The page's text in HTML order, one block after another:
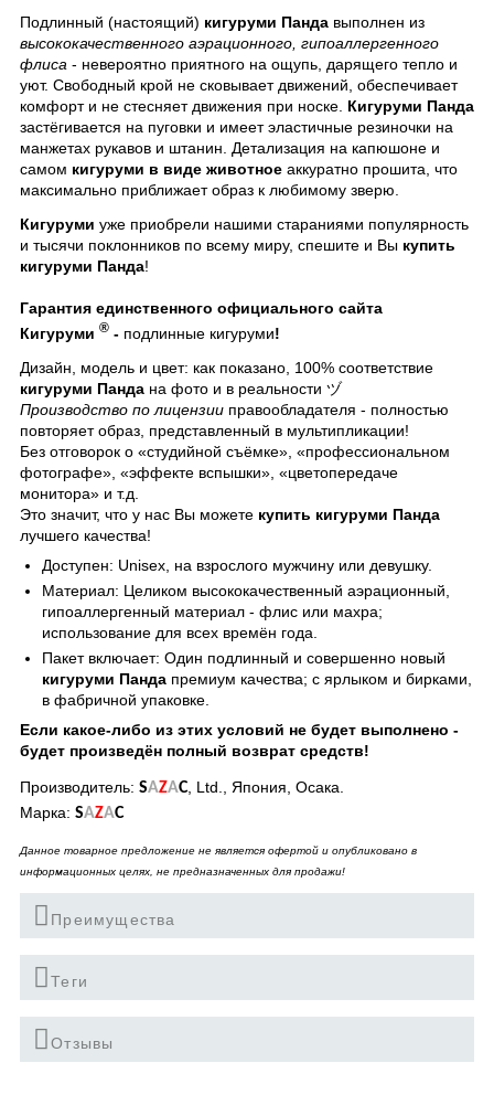
Подлинный (настоящий) кигуруми Панда выполнен из
высококачественного аэрационного, гипоаллергенного
флиса - невероятно приятного на ощупь, дарящего тепло и
уют. Свободный крой не сковывает движений, обеспечивает
комфорт и не стесняет движения при носке. Кигуруми Панда
застёгивается на пуговки и имеет эластичные резиночки на
манжетах рукавов и штанин. Детализация на капюшоне и
самом кигуруми в виде животное аккуратно прошита, что
максимально приближает образ к любимому зверю.
Кигуруми уже приобрели нашими стараниями популярность
и тысячи поклонников по всему миру, спешите и Вы купить
кигуруми Панда!
Гарантия единственного официального сайта
Кигуруми ® - подлинные кигуруми!
Дизайн, модель и цвет: как показано, 100% соответствие
кигуруми Панда на фото и в реальности ヅ
Производство по лицензии правообладателя - полностью
повторяет образ, представленный в мультипликации!
Без отговорок о «студийной съёмке», «профессиональном
фотографе», «эффекте вспышки», «цветопередаче
монитора» и т.д.
Это значит, что у нас Вы можете купить кигуруми Панда
лучшего качества!
Доступен: Unisex, на взрослого мужчину или девушку.
Материал: Целиком высококачественный аэрационный,
гипоаллергенный материал - флис или махра;
использование для всех времён года.
Пакет включает: Один подлинный и совершенно новый
кигуруми Панда премиум качества; с ярлыком и бирками,
в фабричной упаковке.
Если какое-либо из этих условий не будет выполнено -
будет произведён полный возврат средств!
Производитель: SAZAC, Ltd., Япония, Осака.
Марка: SAZAC
Данное товарное предложение не является офертой и опубликовано в
информационных целях, не предназначенных для продажи!
Преимущества
Теги
Отзывы